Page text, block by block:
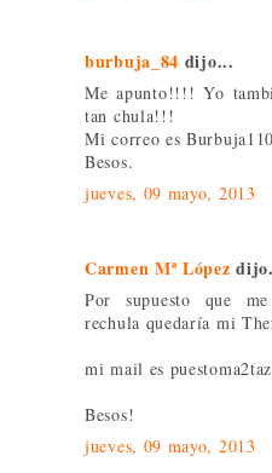
burbuja_84 dijo...
Me apunto!!!! Yo
tan chula!!!
Mi correo es
Besos.
jueves, 09 mayo, 2013
Carmen Mª López
Por supuesto que
rechula quedaría mi
mi mail es
Besos!
jueves, 09 mayo, 2013